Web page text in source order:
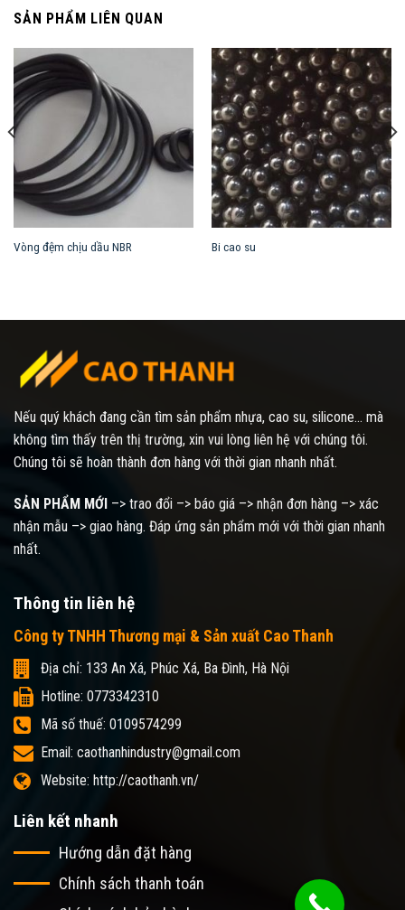
SẢN PHẨM LIÊN QUAN
Vòng đệm chịu dầu NBR Bi cao su
Nếu quý khách đang cần tìm sản phẩm nhựa, cao su, silicone... mà
không tìm thấy trên thị trường, xin vui lòng liên hệ với chúng tôi.
Chúng tôi sẽ hoàn thành đơn hàng với thời gian nhanh nhất.
SẢN PHẨM MỚI –> trao đổi –> báo giá –> nhận đơn hàng –> xác
nhận mẫu –> giao hàng. Đáp ứng sản phẩm mới với thời gian nhanh
nhất.
Thông tin liên hệ
Công ty TNHH Thương mại & Sản xuất Cao Thanh
Địa chỉ: 133 An Xá, Phúc Xá, Ba Đình, Hà Nội
Hotline: 0773342310
Mã số thuế: 0109574299
Email: caothanhindustry@gmail.com
Website: http://caothanh.vn/
Liên kết nhanh
Hướng dẫn đặt hàng
Chính sách thanh toán